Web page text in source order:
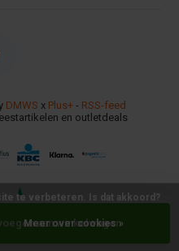
aan winkelwagen
DMWS x Plus+ - RSS-feed
en outletdeals
te verbeteren. Is dat akkoord?
Meer over cookies »